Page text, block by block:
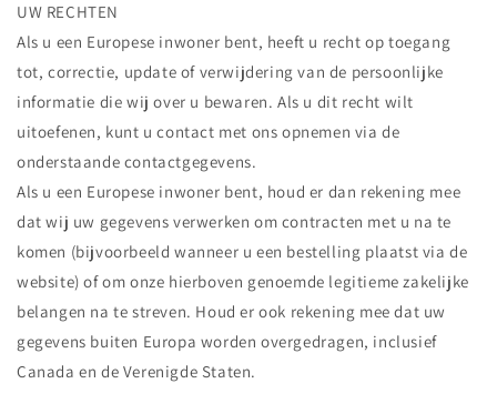
UW RECHTEN
Als u een Europese inwoner bent, heeft u recht op toegang
tot, correctie, update of verwijdering van de persoonlijke
informatie die wij over u bewaren. Als u dit recht wilt
uitoefenen, kunt u contact met ons opnemen via de
onderstaande contactgegevens.
Als u een Europese inwoner bent, houd er dan rekening mee
dat wij uw gegevens verwerken om contracten met u na te
komen (bijvoorbeeld wanneer u een bestelling plaatst via de
website) of om onze hierboven genoemde legitieme zakelijke
belangen na te streven. Houd er ook rekening mee dat uw
gegevens buiten Europa worden overgedragen, inclusief
Canada en de Verenigde Staten.